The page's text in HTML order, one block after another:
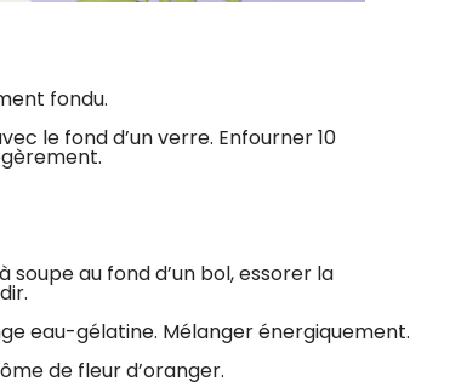
fondu.
le fond d’un verre. Enfourner 10
soupe au fond d’un bol, essorer la
eau-gélatine. Mélanger énergiquement.
de fleur d’oranger.